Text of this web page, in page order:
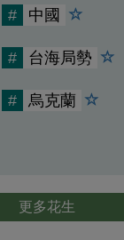
# 中國
# 台海局勢
# 烏克蘭
更多花生